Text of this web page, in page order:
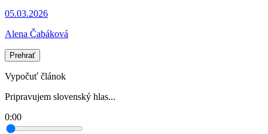
05.03.2026
Alena Čabáková
Prehrať
Vypočuť článok
Pripravujem slovenský hlas...
0:00